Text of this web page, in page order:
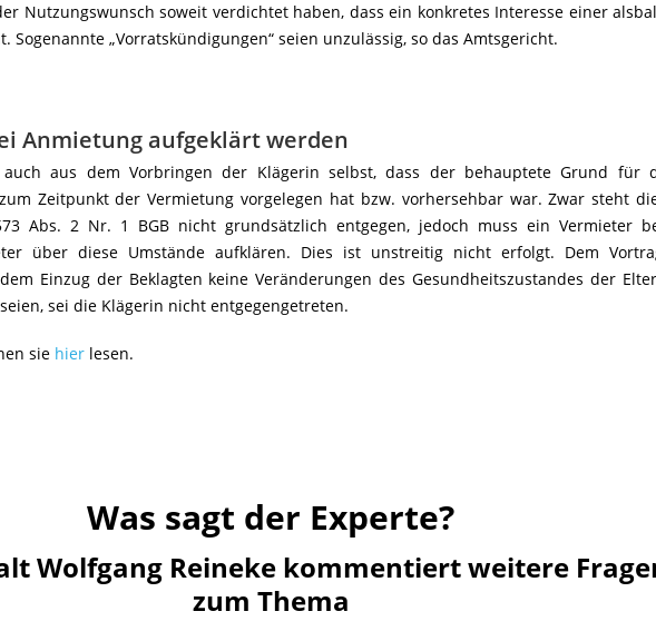
Nutzungswunsch soweit verdichtet haben, dass ein konkretes Interesse einer
Sogenannte „Vorratskündigungen“ seien unzulässig, so das Amtsgericht.
Anmietung aufgeklärt werden
aus dem Vorbringen der Klägerin selbst, dass der behauptete Grund für
Zeitpunkt der Vermietung vorgelegen hat bzw. vorhersehbar war. Zwar steht
Abs. 2 Nr. 1 BGB nicht grundsätzlich entgegen, jedoch muss ein Vermieter
über diese Umstände aufklären. Dies ist unstreitig nicht erfolgt. Dem
Einzug der Beklagten keine Veränderungen des Gesundheitszustandes der
sei die Klägerin nicht entgegengetreten.
sie hier lesen.
Was sagt der Experte?
Wolfgang Reineke kommentiert weitere
zum Thema